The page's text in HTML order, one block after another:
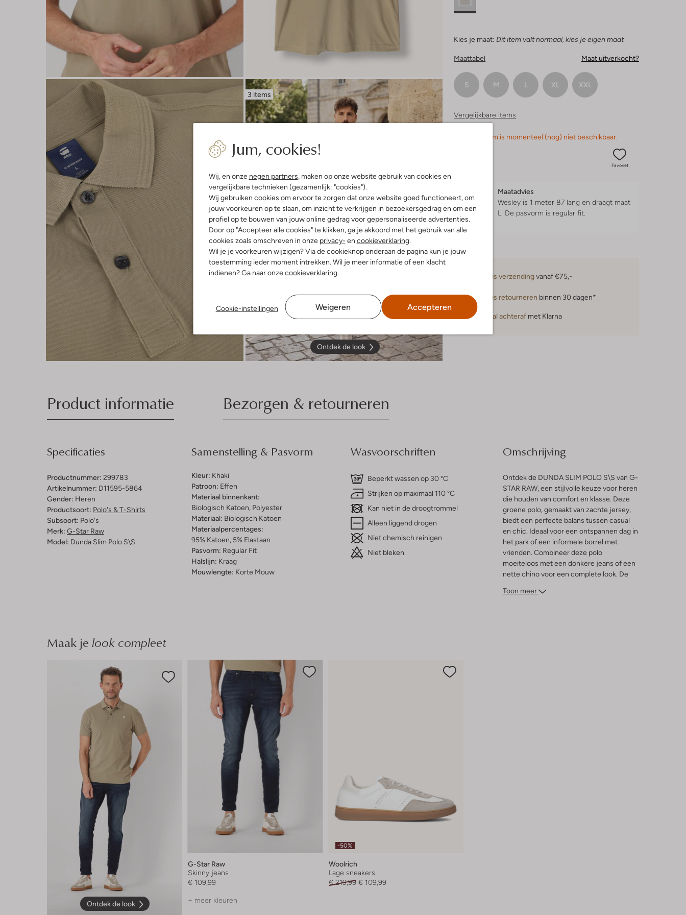
Jum, cookies!
Wij, en onze negen partners, maken op onze website gebruik van cookies en
vergelijkbare technieken (gezamenlijk: "cookies").
Wij gebruiken cookies om ervoor te zorgen dat onze website goed functioneert, om
jouw voorkeuren op te slaan, om inzicht te verkrijgen in bezoekersgedrag en om een
profiel op te bouwen van jouw online gedrag voor gepersonaliseerde advertenties.
Door op "Accepteer alle cookies" te klikken, ga je akkoord met het gebruik van alle
cookies zoals omschreven in onze privacy- en cookieverklaring.
Wil je je voorkeuren wijzigen? Via de cookieknop onderaan de pagina kun je jouw
toestemming ieder moment intrekken. Wil je meer informatie of een klacht
indienen? Ga naar onzecookieverklaring.
Cookie-instellingen Weigeren Accepteren
3 items
Ontdek de look
Kies je maat: Dit item valt normaal, kies je eigen maat
Maattabel Maat uitverkocht?
S M L XL XXL
Vergelijkbare items
Sorry, dit item is momenteel (nog) niet beschikbaar.
Favoriet
Maatadvies
Wesley is 1 meter 87 lang en draagt maat
L. De pasvorm is regular fit.
Gratis verzendingvanaf €75,-
Gratis retourneren binnen 30 dagen*
Betaal achteraf met Klarna
Product informatie Bezorgen & retourneren
Specificaties
Productnummer: 299783
Artikelnummer: D11595-5864
Gender: Heren
Productsoort: Polo's & T-Shirts
Subsoort: Polo's
Merk: G-Star Raw
Model: Dunda Slim Polo S\s
Samenstelling & Pasvorm
Kleur: Khaki
Patroon: Effen
Materiaal binnenkant:
Biologisch Katoen, Polyester
Materiaal: Biologisch Katoen
Materiaalpercentages:
95% Katoen, 5% Elastaan
Pasvorm: Regular Fit
Halslijn: Kraag
Mouwlengte: Korte Mouw
Wasvoorschriften
Beperkt wassen op 30 °C
Strijken op maximaal 110 °C
Kan niet in de droogtrommel
Alleen liggend drogen
Niet chemisch reinigen
Niet bleken
Omschrijving
Ontdek de DUNDA SLIM POLO S\S van G-
STAR RAW, een stijlvolle keuze voor heren
die houden van comfort en klasse. Deze
groene polo, gemaakt van zachte jersey,
biedt een perfecte balans tussen casual
en chic. Ideaal voor een ontspannen dag in
het park of een informele borrel met
vrienden. Combineer deze polo
moeiteloos met een donkere jeans of een
nette chino voor een complete look. De
uitstraling, terwijl de hoogwaardige
Toon meer
Maak je look compleet
Ontdek de look
G-Star Raw
Skinny jeans
€ 109,99
+ meer kleuren
-50%
Woolrich
Lage sneakers
€ 219,99 € 109,99